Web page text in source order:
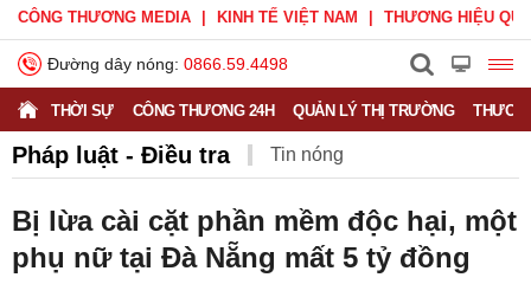
CÔNG THƯƠNG MEDIA KINH TẾ VIỆT NAM THƯƠNG HIỆU
Đường dây nóng: 0866.59.4498
THỜI SỰ CÔNG THƯƠNG 24H QUẢN LÝ THỊ TRƯỜNG
Pháp luật - Điều tra Tin nóng
Bị lừa cài cặt phần mềm độc hại, một
phụ nữ tại Đà Nẵng mất 5 tỷ đồng